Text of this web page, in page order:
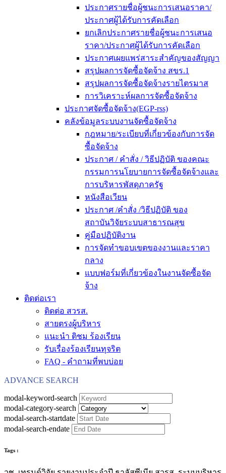
ประกาศรายชื่อผู้ชนะการเสนอราคา/
ประกาศผู้ได้รับการคัดเลือก
ยกเลิกประกาศรายชื่อผู้ชนะการเสนอ
ราคา/ประกาศผู้ได้รับการคัดเลือก
ประกาศเผยแพร่สาระสำคัญของสัญญา
สรุปผลการจัดซื้อจัดจ้าง สขร.1
สรุปผลการจัดซื้อจัดจ้างรายไตรมาส
การวิเคราะห์ผลการจัดซื้อจัดจ้าง
ประกาศจัดซื้อจัดจ้าง(EGP-rss)
คลังข้อมูลระบบงานจัดซื้อจัดจ้าง
กฎหมาย/ระเบียบที่เกี่ยวข้องกับการจัด
ซื้อจัดจ้าง
ประกาศ / คำสั่ง / วิธีปฏิบัติ ของคณะ
กรรมการนโยบายการจัดซื้อจัดจ้างและ
การบริหารพัสดุภาครัฐ
หนังสือเวียน
ประกาศ /คำสั่ง /วิธีปฏิบัติ ของ
สถาบันวิจัยระบบสาธารณสุข
คู่มือปฏิบัติงาน
การจัดทำขอบเขตของงานและราคา
กลาง
แบบฟอร์มที่เกี่ยวข้องในงานจัดซื้อจัด
จ้าง
ติดต่อเรา
ติดต่อ สวรส.
สายตรงผู้บริหาร
แนะนำ ติชม ร้องเรียน
รับเรื่องร้องเรียนทุจริต
FAQ - คำถามที่พบบ่อย
ADVANCE SEARCH
modal-keyword-search
modal-category-search
modal-search-startdate
modal-search-endate
Tags :